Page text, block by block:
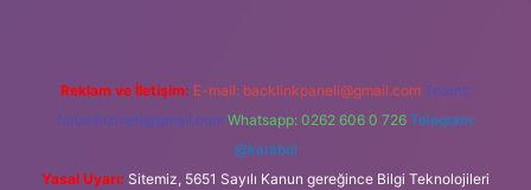
Reklam ve İletişim: E-mail: backlinkpaneli@gmail.com Teams:
forumhizmeti@gmail.com Whatsapp: 0262 606 0 726 Telegram:
@karabul
Yasal Uyarı: Sitemiz, 5651 Sayılı Kanun gereğince Bilgi Teknolojileri